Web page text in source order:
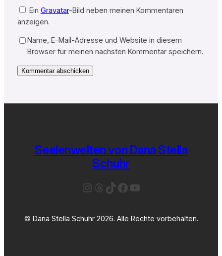
Ein Gravatar-Bild neben meinen Kommentaren
anzeigen.
Name, E-Mail-Adresse und Website in diesem
Browser für meinen nächsten Kommentar speichern.
Seelenwelten von Dana Stella
Schuhr
Instagram
Threads
TikTok
Facebook
YouTube
© Dana Stella Schuhr 2026. Alle Rechte vorbehalten.